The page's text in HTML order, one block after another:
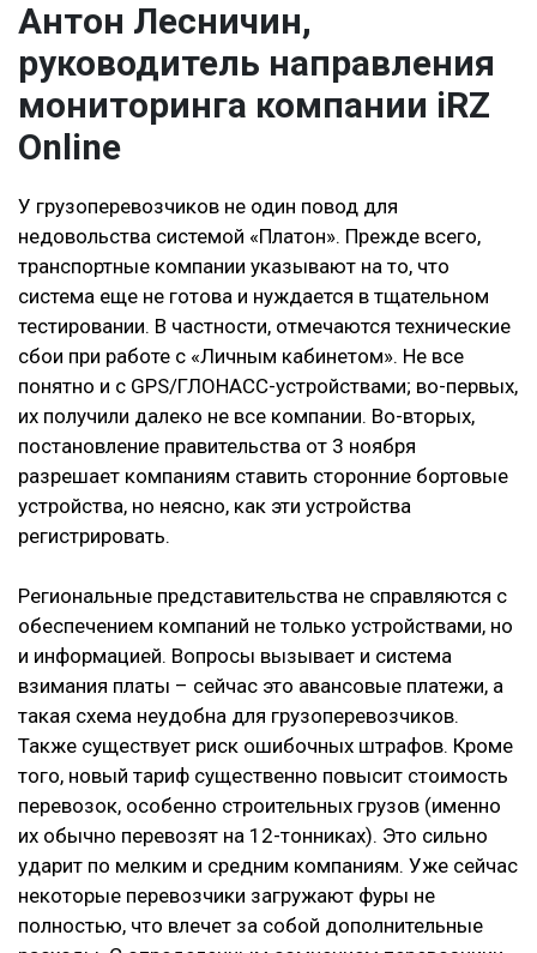
Антон Лесничин,
руководитель направления
мониторинга компании iRZ
Online
У грузоперевозчиков не один повод для
недовольства системой «Платон». Прежде всего,
транспортные компании указывают на то, что
система еще не готова и нуждается в тщательном
тестировании. В частности, отмечаются технические
сбои при работе с «Личным кабинетом». Не все
понятно и с GPS/ГЛОНАСС-устройствами; во-первых,
их получили далеко не все компании. Во-вторых,
постановление правительства от 3 ноября
разрешает компаниям ставить сторонние бортовые
устройства, но неясно, как эти устройства
регистрировать.
Региональные представительства не справляются с
обеспечением компаний не только устройствами, но
и информацией. Вопросы вызывает и система
взимания платы – сейчас это авансовые платежи, а
такая схема неудобна для грузоперевозчиков.
Также существует риск ошибочных штрафов. Кроме
того, новый тариф существенно повысит стоимость
перевозок, особенно строительных грузов (именно
их обычно перевозят на 12-тонниках). Это сильно
ударит по мелким и средним компаниям. Уже сейчас
некоторые перевозчики загружают фуры не
полностью, что влечет за собой дополнительные